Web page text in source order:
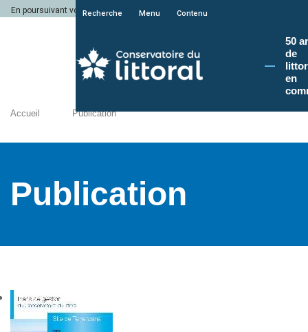
En poursuivant votre navigation sur le site du Conservatoire du littoral, vous
Recherche Menu Contenu
50
de
en
Accueil Publication
Publication